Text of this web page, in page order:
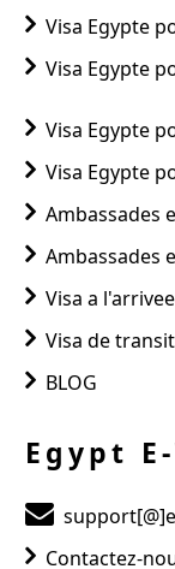
Visa Egypte
Visa Egypte
Visa Egypte
Visa Egypte
Ambassades
Ambassades
Visa a l'arrivee
Visa de
BLOG
Egypt
Contactez-